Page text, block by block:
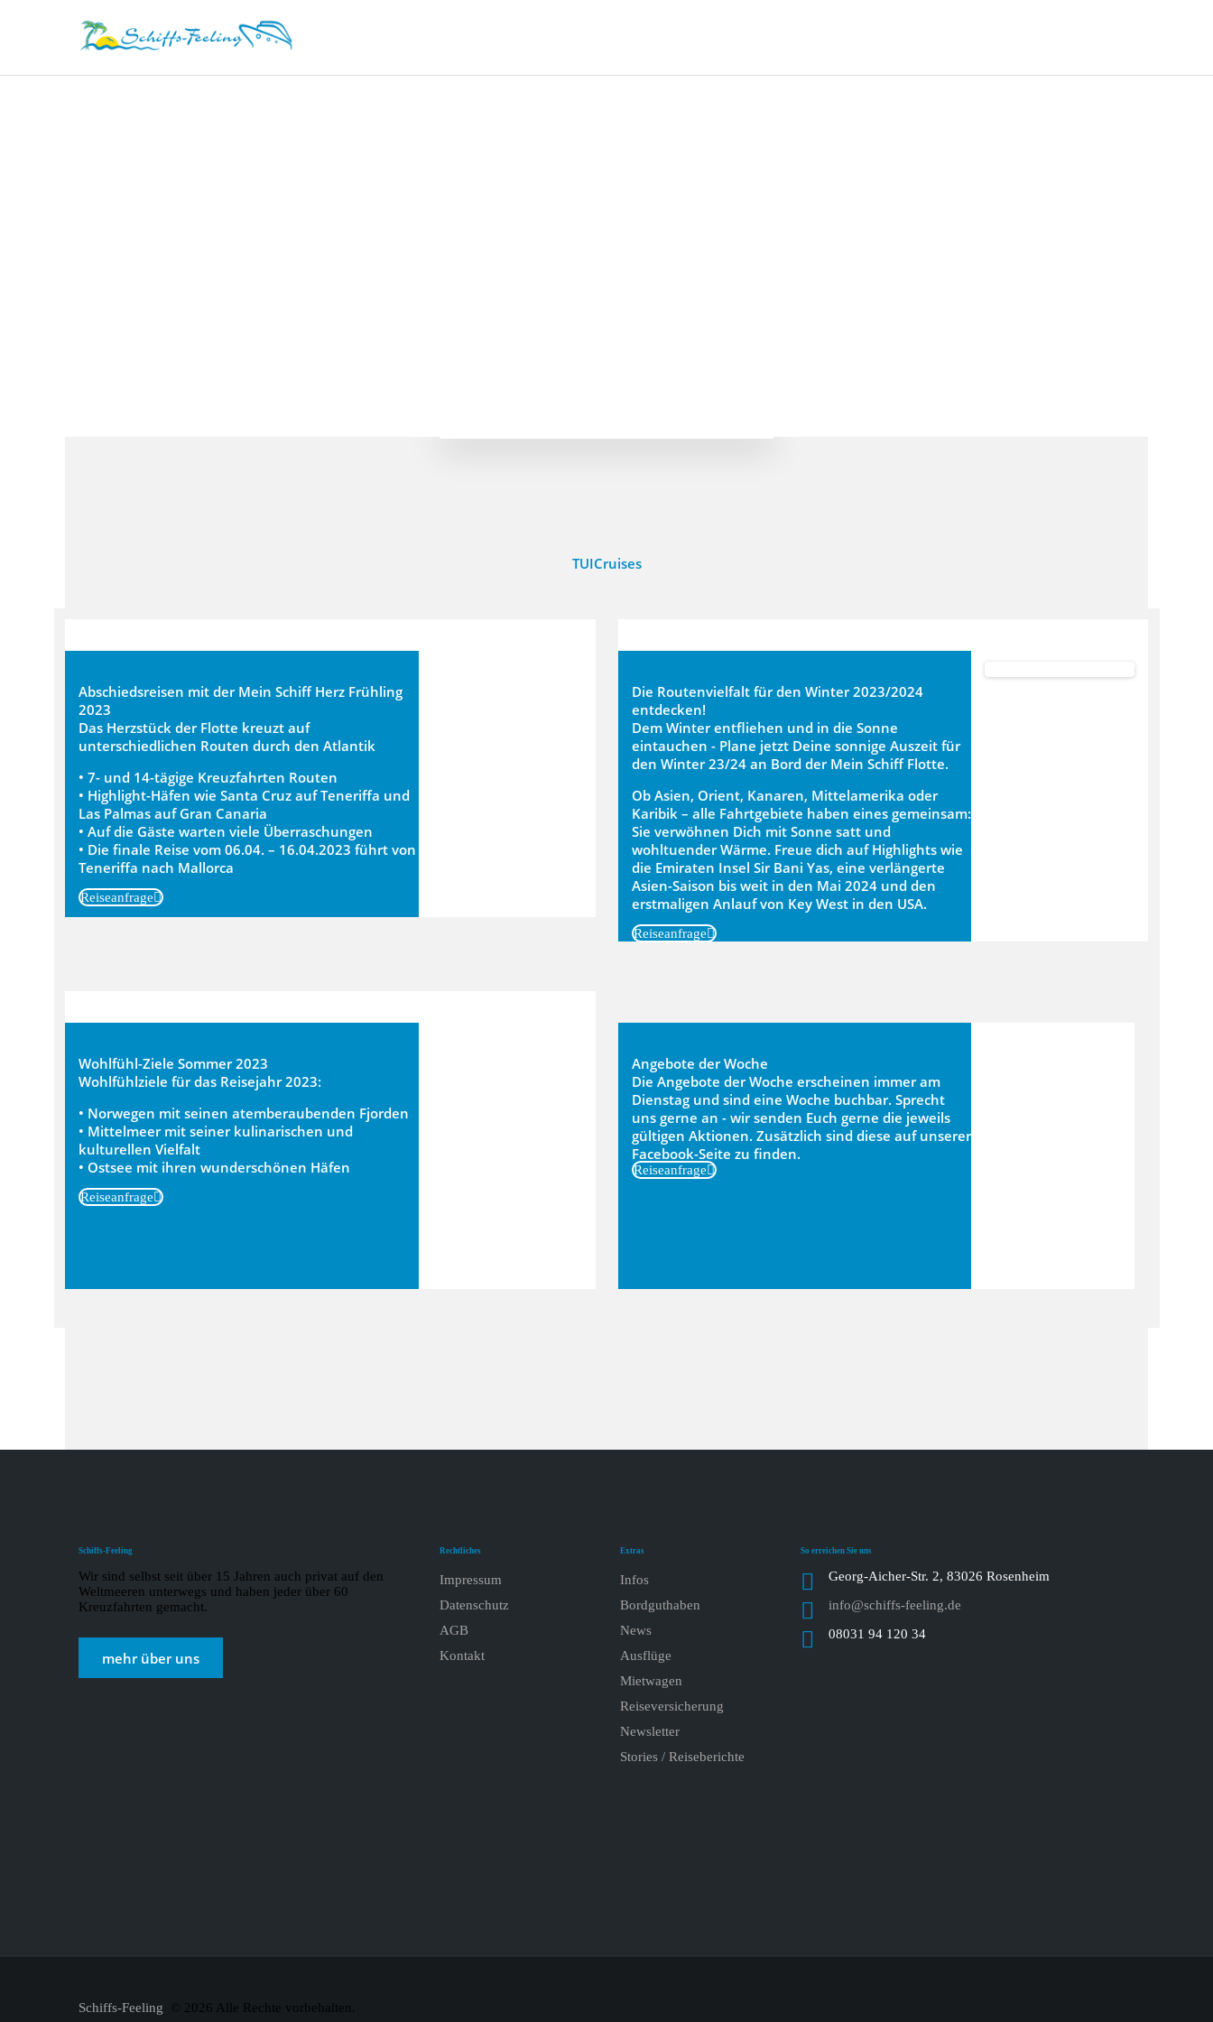
TUICruises
Abschiedsreisen mit der Mein Schiff Herz Frühling
2023
Das Herzstück der Flotte kreuzt auf
unterschiedlichen Routen durch den Atlantik
• 7- und 14-tägige Kreuzfahrten Routen
• Highlight-Häfen wie Santa Cruz auf Teneriffa und
Las Palmas auf Gran Canaria
• Auf die Gäste warten viele Überraschungen
• Die finale Reise vom 06.04. – 16.04.2023 führt von
Teneriffa nach Mallorca
Reiseanfrage
Die Routenvielfalt für den Winter 2023/2024
entdecken!
Dem Winter entfliehen und in die Sonne
eintauchen - Plane jetzt Deine sonnige Auszeit für
den Winter 23/24 an Bord der Mein Schiff Flotte.
Ob Asien, Orient, Kanaren, Mittelamerika oder
Karibik – alle Fahrtgebiete haben eines gemeinsam:
Sie verwöhnen Dich mit Sonne satt und
wohltuender Wärme. Freue dich auf Highlights wie
die Emiraten Insel Sir Bani Yas, eine verlängerte
Asien-Saison bis weit in den Mai 2024 und den
erstmaligen Anlauf von Key West in den USA.
Reiseanfrage
Wohlfühl-Ziele Sommer 2023
Wohlfühlziele für das Reisejahr 2023:
• Norwegen mit seinen atemberaubenden Fjorden
• Mittelmeer mit seiner kulinarischen und
kulturellen Vielfalt
• Ostsee mit ihren wunderschönen Häfen
Reiseanfrage
Angebote der Woche
Die Angebote der Woche erscheinen immer am
Dienstag und sind eine Woche buchbar. Sprecht
uns gerne an - wir senden Euch gerne die jeweils
gültigen Aktionen. Zusätzlich sind diese auf unserer
Facebook-Seite zu finden.
Reiseanfrage
Schiffs-Feeling
Wir sind selbst seit über 15 Jahren auch privat auf den
Weltmeeren unterwegs und haben jeder über 60
Kreuzfahrten gemacht.
mehr über uns
Rechtliches
Impressum
Datenschutz
AGB
Kontakt
Extras
Infos
Bordguthaben
News
Ausflüge
Mietwagen
Reiseversicherung
Newsletter
Stories / Reiseberichte
So erreichen Sie uns
Georg-Aicher-Str. 2, 83026 Rosenheim
info@schiffs-feeling.de
08031 94 120 34
Schiffs-Feeling © 2026 Alle Rechte vorbehalten.